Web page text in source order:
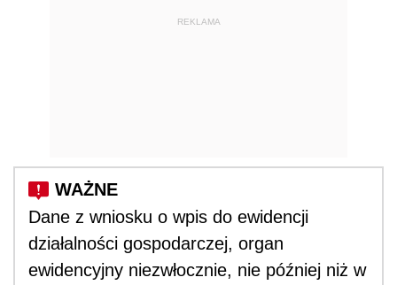
REKLAMA
Dane z wniosku o wpis do ewidencji
działalności gospodarczej, organ
ewidencyjny niezwłocznie, nie później niż w